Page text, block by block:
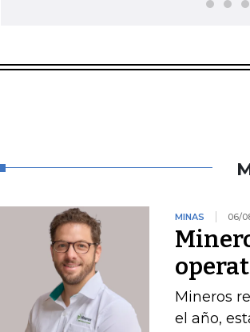
MINAS 06/
Mineros
el año,